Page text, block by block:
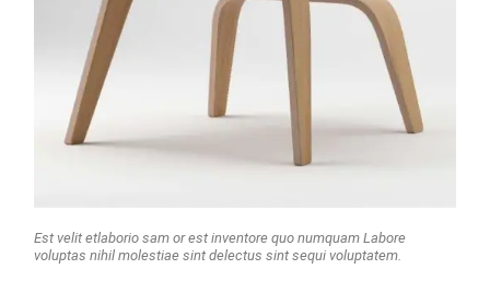
Est velit etlaborio sam or est inventore quo numquam Labore
voluptas nihil molestiae sint delectus sint sequi voluptatem.